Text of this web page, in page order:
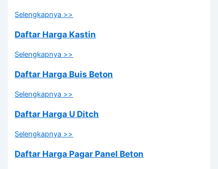
Selengkapnya >>
Daftar Harga Kastin
Selengkapnya >>
Daftar Harga Buis Beton
Selengkapnya >>
Daftar Harga U Ditch
Selengkapnya >>
Daftar Harga Pagar Panel Beton